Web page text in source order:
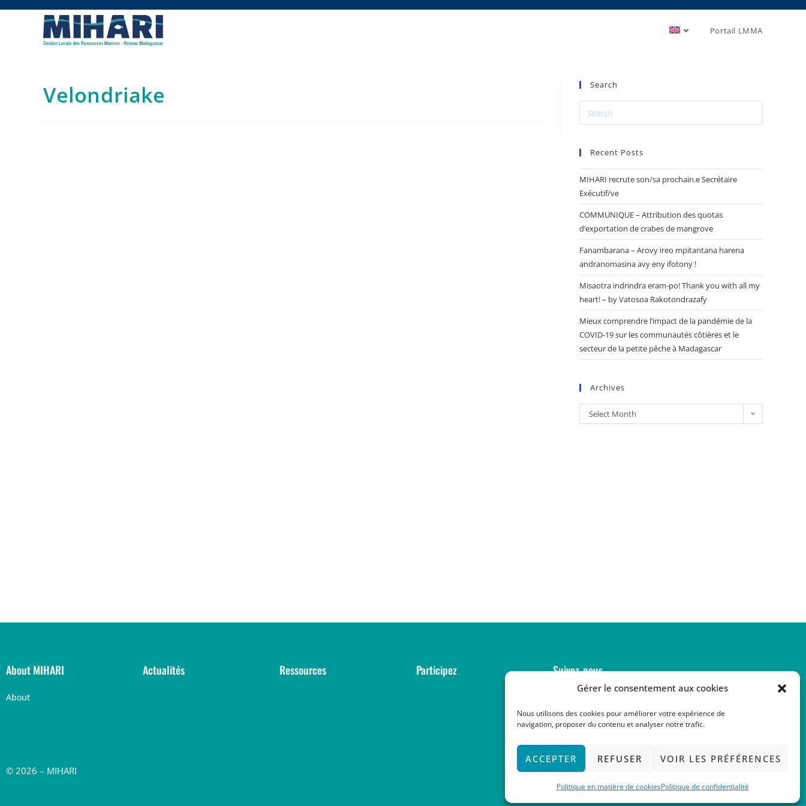
Gérer le consentement aux cookies
Nous utilisons des cookies pour améliorer votre expérience de
navigation, proposer du contenu et analyser notre trafic.
ACCEPTER REFUSER VOIR LES PRÉFÉRENCES
Politique en matière de cookiesPolitique de confidentialité
Portail LMMA
Velondriake Search
Recent Posts
MIHARI recrute son/sa prochain.e Secrétaire
Exécutif/ve
COMMUNIQUE – Attribution des quotas
d’exportation de crabes de mangrove
Fanambarana – Arovy ireo mpitantana harena
andranomasina avy eny ifotony !
Misaotra indrindra eram-po! Thank you with all my
heart! – by Vatosoa Rakotondrazafy
Mieux comprendre l’impact de la pandémie de la
COVID-19 sur les communautés côtières et le
secteur de la petite pêche à Madagascar
Archives
Select Month
About MIHARI
About
Actualités Ressources Participez Suivez-nous
© 2026 – MIHARI